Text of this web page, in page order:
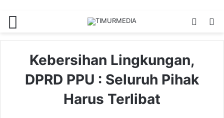
Switch
Kebersihan Lingkungan,
DPRD PPU : Seluruh Pihak
Harus Terlibat